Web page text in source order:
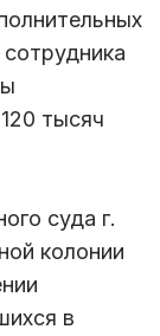
тысяч
суда г.
колонии
в